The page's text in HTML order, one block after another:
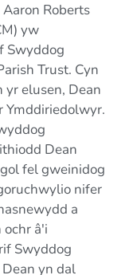
Roberts
yw
Swyddog
Trust. Cyn
yr elusen, Dean
Ymddiriedolwyr.
Dean
fel gweinidog
nifer
a
ochr â'i
Swyddog
yn dal